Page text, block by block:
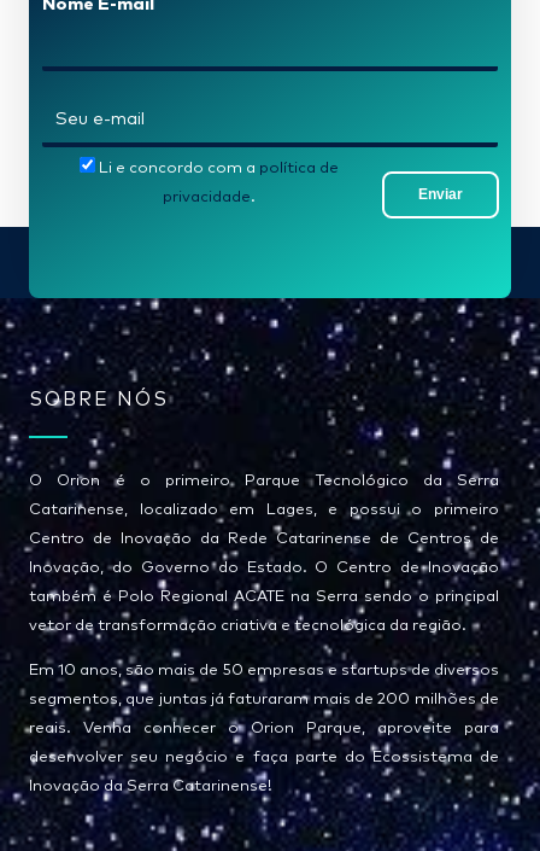
-
*
Enviar
Li e concordo com a política de
privacidade.
SOBRE NÓS
O Orion é o primeiro Parque Tecnológico da Serra
Catarinense, localizado em Lages, e possui o primeiro
Centro de Inovação da Rede Catarinense de Centros de
Inovação, do Governo do Estado. O Centro de Inovação
também é Polo Regional ACATE na Serra sendo o principal
vetor de transformação criativa e tecnológica da região.
Em 10 anos, são mais de 50 empresas e startups de diversos
segmentos, que juntas já faturaram mais de 200 milhões de
reais. Venha conhecer o Orion Parque, aproveite para
desenvolver seu negócio e faça parte do Ecossistema de
Inovação da Serra Catarinense!